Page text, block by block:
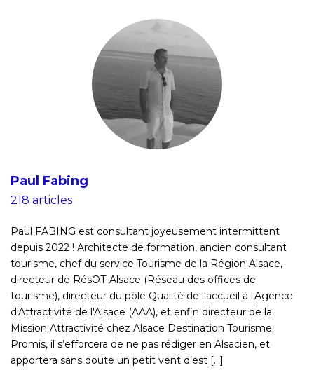
Paul Fabing
218 articles
Paul FABING est consultant joyeusement intermittent
depuis 2022 ! Architecte de formation, ancien consultant
tourisme, chef du service Tourisme de la Région Alsace,
directeur de RésOT-Alsace (Réseau des offices de
tourisme), directeur du pôle Qualité de l'accueil à l'Agence
d'Attractivité de l'Alsace (AAA), et enfin directeur de la
Mission Attractivité chez Alsace Destination Tourisme.
Promis, il s’efforcera de ne pas rédiger en Alsacien, et
apportera sans doute un petit vent d’est [...]